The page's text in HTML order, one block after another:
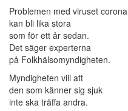
Problemen med viruset corona
kan bli lika stora
som för ett år sedan.
Det säger experterna
på Folkhälsomyndigheten.
Myndigheten vill att
den som känner sig sjuk
inte ska träffa andra.